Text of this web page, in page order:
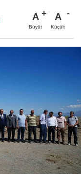
A
Büyüt
A
Küçült